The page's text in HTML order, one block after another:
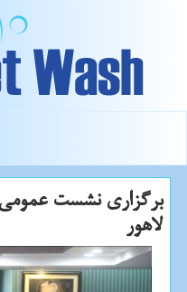
برگزاری نشست عمومی
لاهور